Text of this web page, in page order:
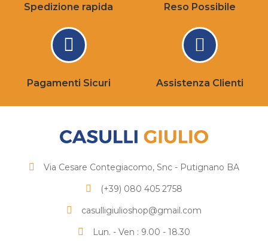
Spedizione rapida Reso Possibile
Pagamenti Sicuri Assistenza Clienti
Via Cesare Contegiacomo, Snc - Putignano BA
(+39) 080 405 2758
casulligiulioshop@gmail.com
Lun. - Ven : 9.00 - 18.30